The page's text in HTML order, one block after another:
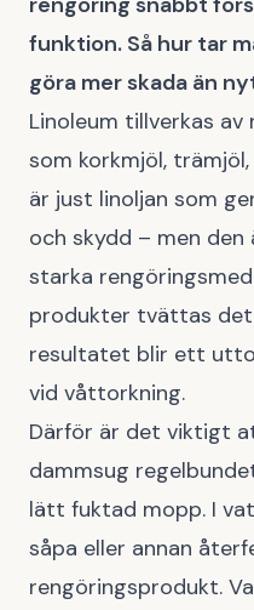
funktion. Så hur tar
göra mer skada än
Linoleum tillverkas
som korkmjöl,
är just linoljan som
och skydd – men den
starka
produkter tvättas
resultatet blir ett
vid våttorkning.
Därför är det viktigt
dammsug
lätt fuktad mopp. I
såpa eller annan
rengöringsprodukt.